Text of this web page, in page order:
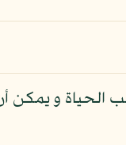
الحياة و يمكن